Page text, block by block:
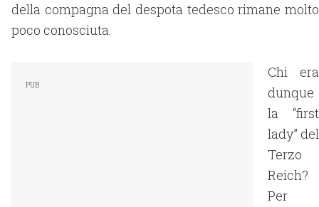
della compagna del despota tedesco rimane molto
poco conosciuta.
Chi era
dunque
la “first
lady” del
Terzo
Reich?
Per